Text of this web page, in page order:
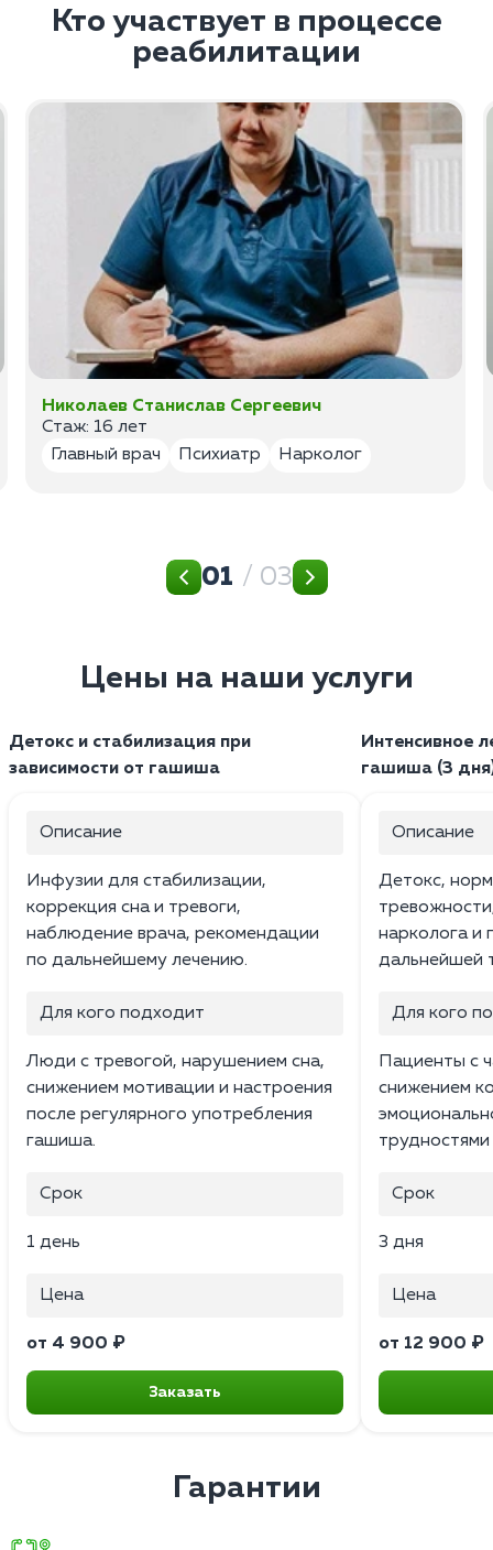
Кто участвует в процессе
реабилитации
Николаев Станислав Сергеевич
Стаж: 16 лет
Главный врач
Психиатр Нарколог
01 / 03
Цены на наши услуги
Детокс и стабилизация при
зависимости от гашиша
Описание
Инфузии для стабилизации,
коррекция сна и тревоги,
наблюдение врача, рекомендации
по дальнейшему лечению.
Для кого подходит
Люди с тревогой, нарушением сна,
снижением мотивации и настроения
после регулярного употребления
гашиша.
Срок
1 день
Цена
от 4 900 ₽
Заказать
Интенсивное
гашиша (3
Описание
Детокс,
нарколога и
дальнейшей
Для кого
Пациенты с
снижением
Срок
3 дня
Цена
от 12 900 ₽
Гарантии